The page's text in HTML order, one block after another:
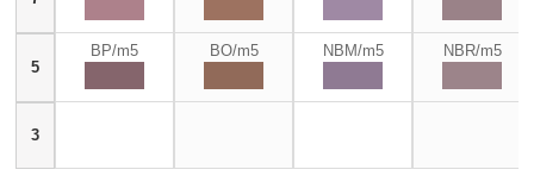
5
BP/m5 BO/m5 NBM/m5 NBR/m5
3